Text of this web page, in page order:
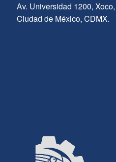
Av. Universidad 1200,
Ciudad de México, CDMX.